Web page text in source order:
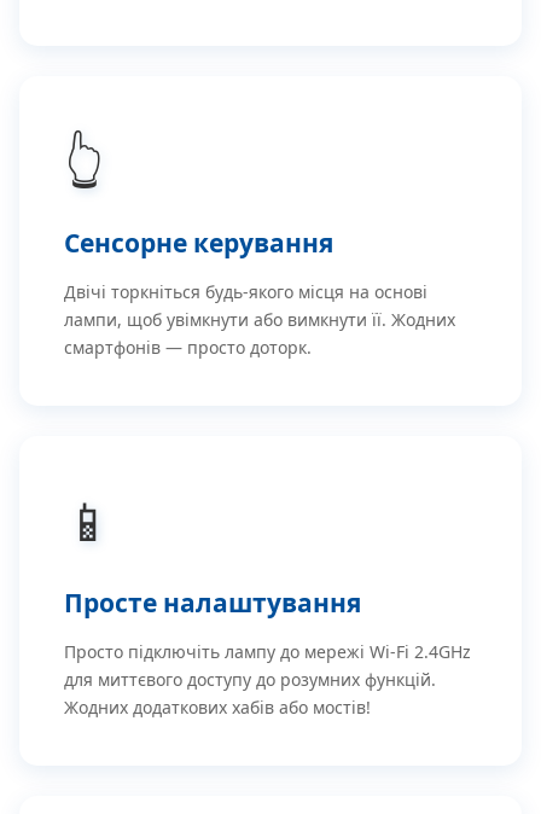
👆
Сенсорне керування
Двічі торкніться будь-якого місця на основі
лампи, щоб увімкнути або вимкнути її. Жодних
смартфонів — просто доторк.
📱
Просте налаштування
Просто підключіть лампу до мережі Wi-Fi 2.4GHz
для миттєвого доступу до розумних функцій.
Жодних додаткових хабів або мостів!